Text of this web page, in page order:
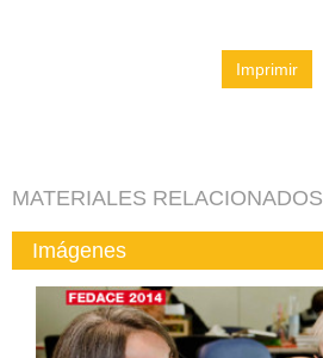
Imprimir
MATERIALES RELACIONADOS
Imágenes